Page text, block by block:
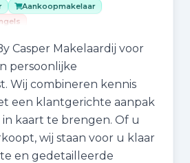
Aankoopmakelaar
Casper Makelaardij voor
persoonlijke
Wij combineren kennis
een klantgerichte aanpak
kaart te brengen. Of u
wij staan voor u klaar
en gedetailleerde